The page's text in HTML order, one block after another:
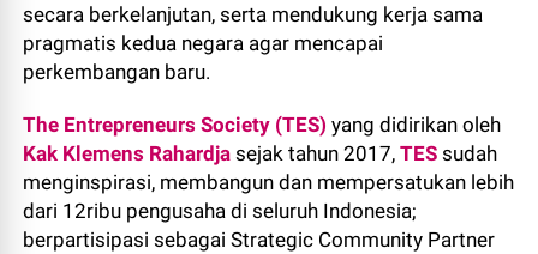
secara berkelanjutan, serta mendukung kerja sama
pragmatis kedua negara agar mencapai
perkembangan baru.
The Entrepreneurs Society (TES) yang didirikan oleh
Kak Klemens Rahardja sejak tahun 2017,TES sudah
menginspirasi, membangun dan mempersatukan lebih
dari 12ribu pengusaha di seluruh Indonesia;
berpartisipasi sebagai Strategic Community Partner